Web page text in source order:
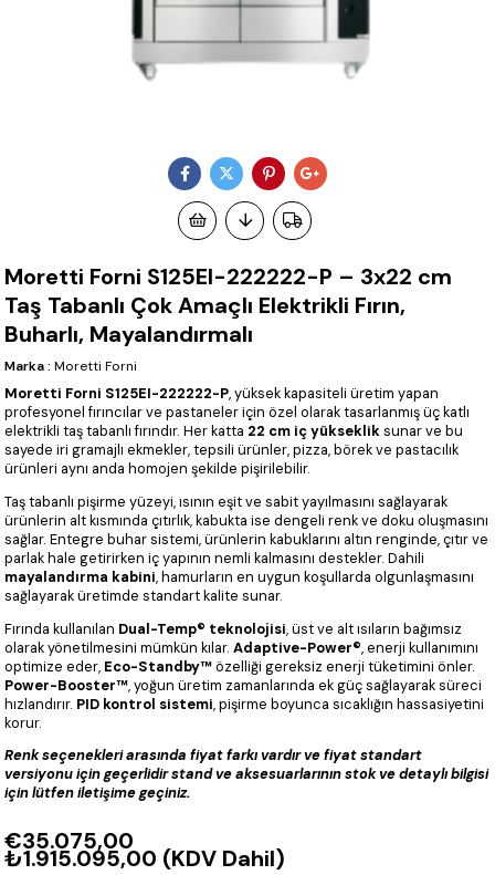
Moretti Forni S125EI-222222-P – 3x22 cm
Taş Tabanlı Çok Amaçlı Elektrikli Fırın,
Buharlı, Mayalandırmalı
Marka : Moretti Forni
Moretti Forni S125EI-222222-P, yüksek kapasiteli üretim yapan
profesyonel fırıncılar ve pastaneler için özel olarak tasarlanmış üç katlı
elektrikli taş tabanlı fırındır. Her katta 22 cm iç yüksekliksunar ve bu
sayede iri gramajlı ekmekler, tepsili ürünler, pizza, börek ve pastacılık
ürünleri aynı anda homojen şekilde pişirilebilir.
Taş tabanlı pişirme yüzeyi, ısının eşit ve sabit yayılmasını sağlayarak
ürünlerin alt kısmında çıtırlık, kabukta ise dengeli renk ve doku oluşmasını
sağlar. Entegre buhar sistemi, ürünlerin kabuklarını altın renginde, çıtır ve
parlak hale getirirken iç yapının nemli kalmasını destekler. Dahili
mayalandırma kabini, hamurların en uygun koşullarda olgunlaşmasını
sağlayarak üretimde standart kalite sunar.
Fırında kullanılan Dual-Temp® teknolojisi, üst ve alt ısıların bağımsız
olarak yönetilmesini mümkün kılar.Adaptive-Power®, enerji kullanımını
optimize eder, Eco-Standby™özelliği gereksiz enerji tüketimini önler.
Power-Booster™, yoğun üretim zamanlarında ek güç sağlayarak süreci
hızlandırır. PID kontrol sistemi, pişirme boyunca sıcaklığın hassasiyetini
korur.
Renk seçenekleri arasında fiyat farkı vardır ve fiyat standart
versiyonu için geçerlidir stand ve aksesuarlarının stok ve detaylı bilgisi
için lütfen iletişime geçiniz.
€35.075,00
₺1.915.095,00 (KDV Dahil)